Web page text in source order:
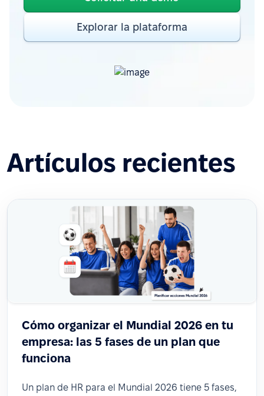
Explorar la plataforma
Artículos recientes
Cómo organizar el Mundial 2026 en tu
empresa: las 5 fases de un plan que
funciona
Un plan de HR para el Mundial 2026 tiene 5 fases,